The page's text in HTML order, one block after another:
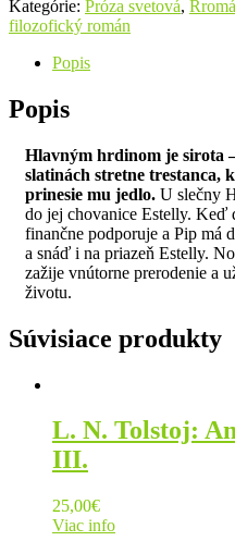
Kategórie: Próza svetová,
filozofický román
Popis
Popis
Hlavným hrdinom je sirota
slatinách stretne trestanca,
prinesie mu jedlo. U slečny
do jej chovanice Estelly. Keď
finančne podporuje a Pip má
a snáď i na priazeň Estelly.
zažije vnútorne prerodenie a
životu.
Súvisiace produkty
L. N. Tolstoj:
III.
25,00€
Viac info